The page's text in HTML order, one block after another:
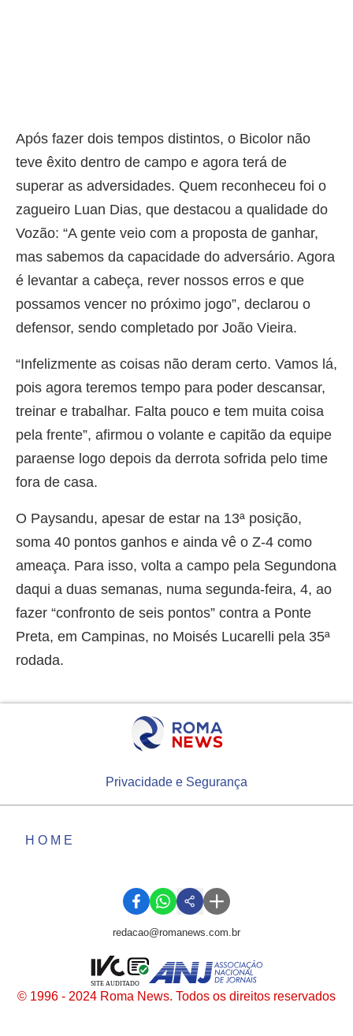
Após fazer dois tempos distintos, o Bicolor não
teve êxito dentro de campo e agora terá de
superar as adversidades. Quem reconheceu foi o
zagueiro Luan Dias, que destacou a qualidade do
Vozão: “A gente veio com a proposta de ganhar,
mas sabemos da capacidade do adversário. Agora
é levantar a cabeça, rever nossos erros e que
possamos vencer no próximo jogo”, declarou o
defensor, sendo completado por João Vieira.
“Infelizmente as coisas não deram certo. Vamos lá,
pois agora teremos tempo para poder descansar,
treinar e trabalhar. Falta pouco e tem muita coisa
pela frente”, afirmou o volante e capitão da equipe
paraense logo depois da derrota sofrida pelo time
fora de casa.
O Paysandu, apesar de estar na 13ª posição,
soma 40 pontos ganhos e ainda vê o Z-4 como
ameaça. Para isso, volta a campo pela Segundona
daqui a duas semanas, numa segunda-feira, 4, ao
fazer “confronto de seis pontos” contra a Ponte
Preta, em Campinas, no Moisés Lucarelli pela 35ª
rodada.
Privacidade e Segurança
HOME
redacao@romanews.com.br
© 1996 - 2024 Roma News. Todos os direitos reservados
SITE AUDITADO